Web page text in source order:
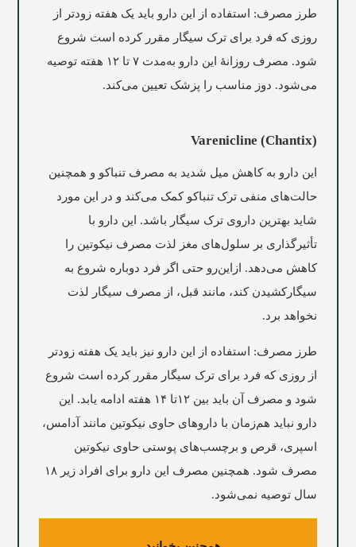
طرز مصرف: استفاده از این دارو باید یک هفته زودتر از
روزی که فرد برای ترک سیگار مقرر کرده است شروع
شود. مصرف روزانۀ این دارو به‎‌مدت ۷ تا ۱۲ هفته توصیه
می‌شود. دوز مناسب را پزشک تعیین می‌کند.
Varenicline (Chantix)
این دارو به کاهش میل شدید به مصرف تنباکو و همچنین
حالت‌های منفی ترک تنباکو کمک می‌کند و در این مورد
شاید بهترین داروی ترک سیگار باشد. این دارو با
تأثیرگذاری بر سلول‌های مغز لذت مصرف نیکوتین را
کاهش می‌دهد. ازاین‌رو حتی اگر فرد دوباره شروع به
سیگارکشیدن کند، مانند قبل، از مصرف سیگار لذت
نخواهد برد.
طرز مصرف: استفاده از این دارو نیز باید یک هفته زودتر
از روزی که فرد برای ترک سیگار مقرر کرده است شروع
شود و مصرف آن باید بین ۱۲تا ۱۴ هفته ادامه یابد. این
دارو نباید هم‌زمان با داروهای حاوی نیکوتین مانند آدامس،
اسپری، قرص و برچسب‌های پوستی حاوی نیکوتین
مصرف شود. همچنین مصرف این دارو برای افراد زیر ۱۸
سال توصیه نمی‌شود.